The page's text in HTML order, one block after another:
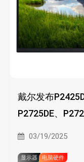
戴尔发布
P2725DE、
03/19/2025
显示器 电脑硬件